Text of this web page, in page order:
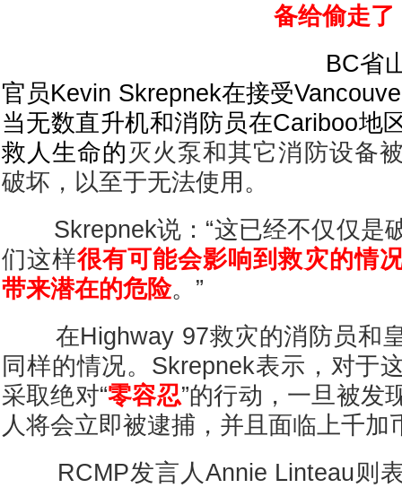
备给偷走了
BC省山
官员Kevin Skrepnek在接受
当无数直升机和消防员在Cariboo地
救人生命的 灭火泵和其它消防设备
破坏，以至于无法使用。
Skrepnek说：“这已经不仅仅是
们这样很有可能会影响到救灾的情
带来潜在的危险。”
在Highway 97救灾的消防员和
同样的情况。Skrepnek表示，对于
采取绝对“零容忍”的行动，一旦被发
人将会立即被逮捕，并且面临上千加
RCMP发言人Annie Linteau则表